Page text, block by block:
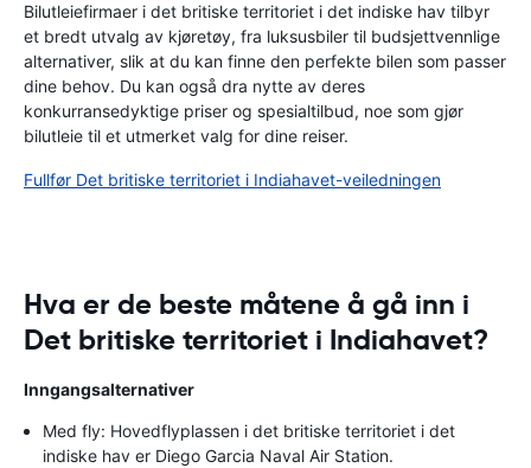
Bilutleiefirmaer i det britiske territoriet i det indiske hav tilbyr
et bredt utvalg av kjøretøy, fra luksusbiler til budsjettvennlige
alternativer, slik at du kan finne den perfekte bilen som passer
dine behov. Du kan også dra nytte av deres
konkurransedyktige priser og spesialtilbud, noe som gjør
bilutleie til et utmerket valg for dine reiser.
Fullfør Det britiske territoriet i Indiahavet-veiledningen
Hva er de beste måtene å gå inn i
Det britiske territoriet i Indiahavet?
Inngangsalternativer
Med fly: Hovedflyplassen i det britiske territoriet i det
indiske hav er Diego Garcia Naval Air Station.